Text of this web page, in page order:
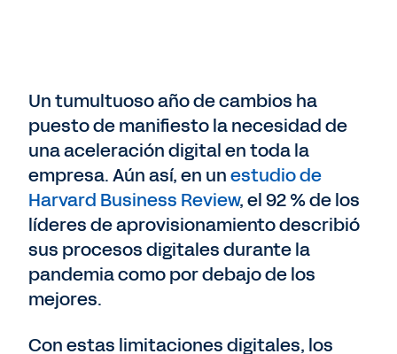
Un tumultuoso año de cambios ha
puesto de manifiesto la necesidad de
una aceleración digital en toda la
empresa. Aún así, en unestudio de
Harvard Business Review, el 92 % de los
líderes de aprovisionamiento describió
sus procesos digitales durante la
pandemia como por debajo de los
mejores.
Con estas limitaciones digitales, los